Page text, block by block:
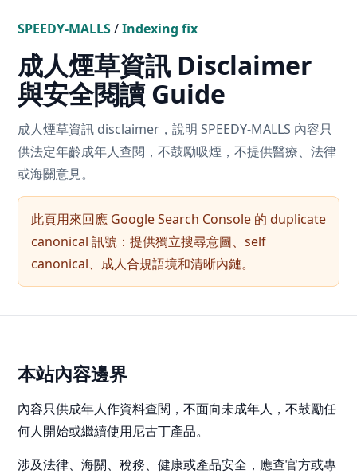
SPEEDY-MALLS/Indexing fix
成人煙草資訊 Disclaimer
與安全閱讀 Guide
成人煙草資訊 disclaimer，說明 SPEEDY-MALLS 內容只
供法定年齡成年人查閱，不鼓勵吸煙，不提供醫療、法律
或海關意見。
此頁用來回應 Google Search Console 的 duplicate
canonical 訊號：提供獨立搜尋意圖、self
canonical、成人合規語境和清晰內鏈。
本站內容邊界
內容只供成年人作資料查閱，不面向未成年人，不鼓勵任
何人開始或繼續使用尼古丁產品。
涉及法律、海關、稅務、健康或產品安全，應查官方或專